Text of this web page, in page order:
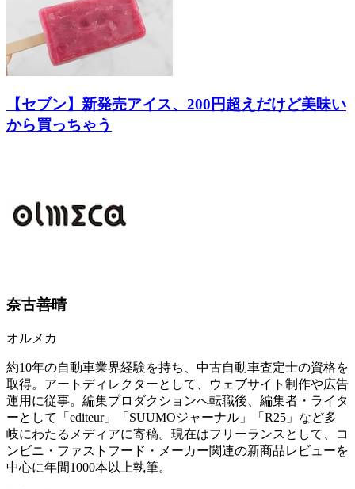
【セブン】新発売アイス、200円超えだけど美味い
から買っちゃう
奈古善晴
オルメカ
約10年の自動車業界経験を持ち、中古自動車査定士の資格を
取得。アートディレクターとして、ウェブサイト制作や広告
運用に従事。編集プロダクションへ転職後、編集者・ライタ
ーとして「editeur」「SUUMOジャーナル」「R25」など多
岐にわたるメディアに寄稿。現在はフリーランスとして、コ
ンビニ・ファストフード・メーカー関連の新商品レビューを
中心に年間1000本以上執筆。